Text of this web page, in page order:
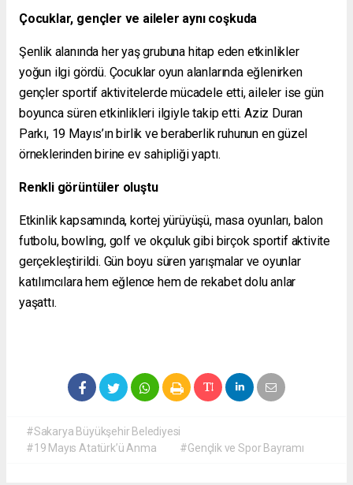
Çocuklar, gençler ve aileler aynı coşkuda
Şenlik alanında her yaş grubuna hitap eden etkinlikler
yoğun ilgi gördü. Çocuklar oyun alanlarında eğlenirken
gençler sportif aktivitelerde mücadele etti, aileler ise gün
boyunca süren etkinlikleri ilgiyle takip etti. Aziz Duran
Parkı, 19 Mayıs’ın birlik ve beraberlik ruhunun en güzel
örneklerinden birine ev sahipliği yaptı.
Renkli görüntüler oluştu
Etkinlik kapsamında, kortej yürüyüşü, masa oyunları, balon
futbolu, bowling, golf ve okçuluk gibi birçok sportif aktivite
gerçekleştirildi. Gün boyu süren yarışmalar ve oyunlar
katılımcılara hem eğlence hem de rekabet dolu anlar
yaşattı.
#Sakarya Büyükşehir Belediyesi
#19 Mayıs Atatürk’ü Anma
#Gençlik ve Spor Bayramı